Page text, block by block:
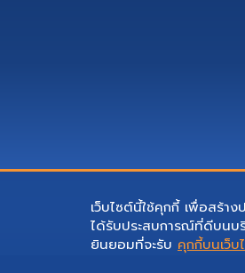
เว็บไซต์นี้ใช้คุกกี้ เพื่อสร้า
ได้รับประสบการณ์ที่ดีบนบ
ยินยอมที่จะรับ คุกกี้บนเว็